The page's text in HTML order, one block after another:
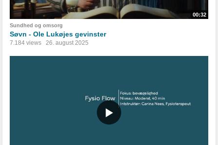
00:32
Sundhed og omsorg
Søvn - Ole Lukøjes gevinster
7.184 views 26. august 2025